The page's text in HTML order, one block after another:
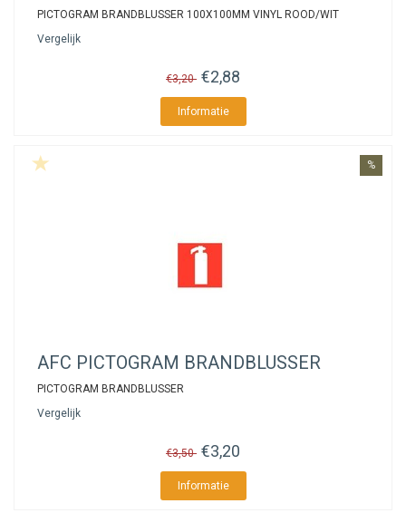
PICTOGRAM BRANDBLUSSER 100X100MM VINYL ROOD/WIT
Vergelijk
€3,20 €2,88
Informatie
%
AFC PICTOGRAM BRANDBLUSSER
PICTOGRAM BRANDBLUSSER
Vergelijk
€3,50 €3,20
Informatie